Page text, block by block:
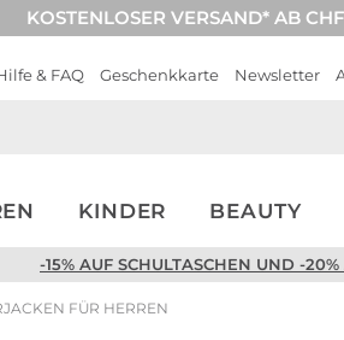
KOSTENLOSER VERSAND* AB
& FAQ Geschenkkarte Newsletter
KINDER BEAUTY
-15% AUF SCHULTASCHEN UND -
FÜR HERREN